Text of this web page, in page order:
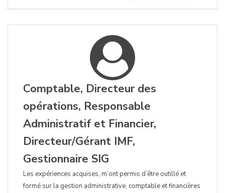
Comptable, Directeur des
opérations, Responsable
Administratif et Financier,
Directeur/Gérant IMF,
Gestionnaire SIG
Les expériences acquises, m’ont permis d’être outillé et
formé sur la gestion administrative, comptable et financières